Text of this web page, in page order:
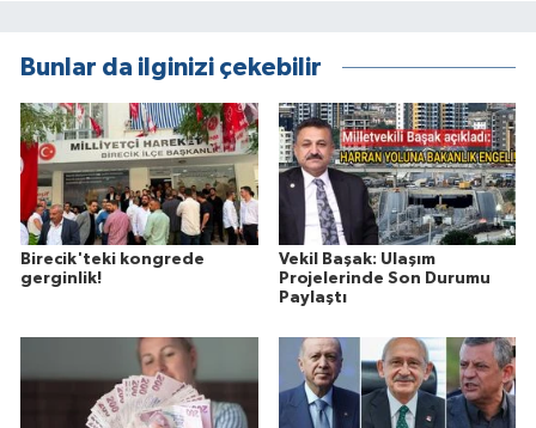
Bunlar da ilginizi çekebilir
Birecik'teki kongrede
gerginlik!
Vekil Başak: Ulaşım
Projelerinde Son Durumu
Paylaştı